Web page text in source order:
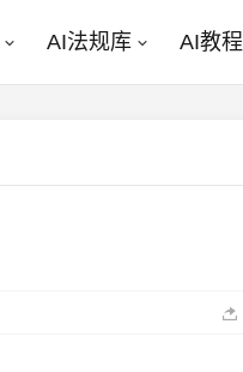
AI法规库 AI教程